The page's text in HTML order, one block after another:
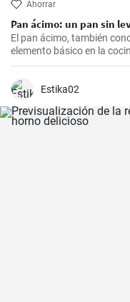
Ahorrar
Pan ácimo: un pan sin
El pan ácimo, también
elemento básico en la
durante Pesaj. En esta
Estika02